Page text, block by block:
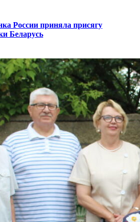
России приняла присягу
Беларусь